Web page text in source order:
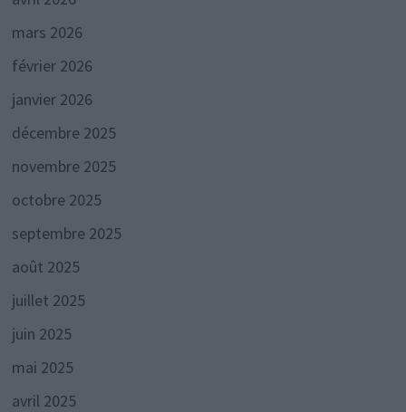
mars 2026
février 2026
janvier 2026
décembre 2025
novembre 2025
octobre 2025
septembre 2025
août 2025
juillet 2025
juin 2025
mai 2025
avril 2025